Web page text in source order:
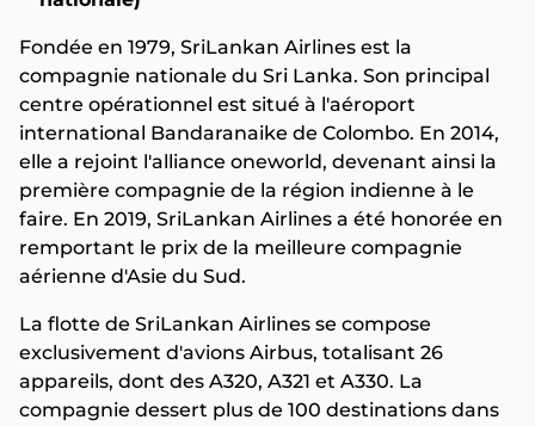
Fondée en 1979, SriLankan Airlines est la
compagnie nationale du Sri Lanka. Son principal
centre opérationnel est situé à l'aéroport
international Bandaranaike de Colombo. En 2014,
elle a rejoint l'alliance oneworld, devenant ainsi la
première compagnie de la région indienne à le
faire. En 2019, SriLankan Airlines a été honorée en
remportant le prix de la meilleure compagnie
aérienne d'Asie du Sud.
La flotte de SriLankan Airlines se compose
exclusivement d'avions Airbus, totalisant 26
appareils, dont des A320, A321 et A330. La
compagnie dessert plus de 100 destinations dans